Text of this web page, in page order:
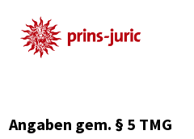
Angaben gem. § 5 TMG